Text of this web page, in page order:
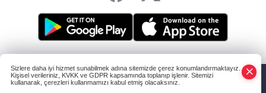
Tüm hakları saklıdır.
Sizlere daha iyi hizmet sunabilmek adına sitemizde çerez konumlandırmaktayız.
Kişisel verileriniz, KVKK ve GDPR kapsamında toplanıp işlenir. Sitemizi
kullanarak, çerezleri kullanmamızı kabul etmiş olacaksınız.